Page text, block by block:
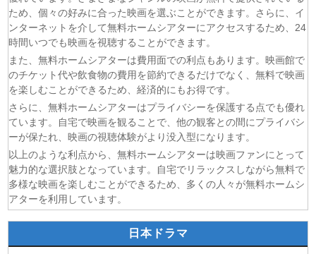
(07/08)転生したらスライムだった件 第4期 第17話
(07/08)金曜ロードショー 動画 2026年8月7日
(07/08)
ため、個々の好みに合った映画を選ぶことができます。さらに、イ
ンターネットを介して無料ホームシアターにアクセスするため、24
時間いつでも映画を視聴することができます。
また、無料ホームシアターは費用面での利点もあります。映画館で
のチケット代や飲食物の費用を節約できるだけでなく、無料で映画
を楽しむことができるため、経済的にもお得です。
さらに、無料ホームシアターはプライバシーを保護する点でも優れ
ています。自宅で映画を観ることで、他の観客との間にプライバシ
ーが保たれ、映画の視聴体験がより没入型になります。
以上のような利点から、無料ホームシアターは映画ファンにとって
魅力的な選択肢となっています。自宅でリラックスしながら無料で
多様な映画を楽しむことができるため、多くの人々が無料ホームシ
アターを利用しています。
日本ドラマ